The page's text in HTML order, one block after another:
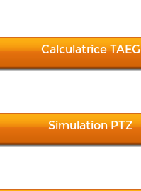
Calculatrice TAEG
Simulation PTZ